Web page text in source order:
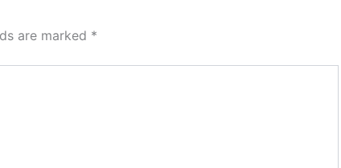
are marked *